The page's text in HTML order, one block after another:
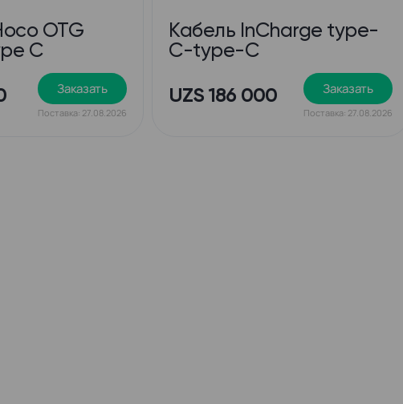
OTG
C
Заказать
Поставка: 27.08.2026
Кабель InCharge type-
C-type-C
UZS 186 000 Заказать
Поставка: 27.08.2026